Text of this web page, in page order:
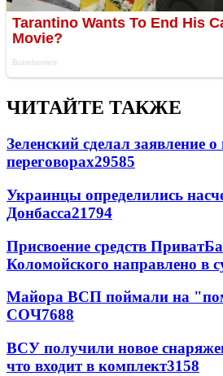
ЧИТАЙТЕ ТАКЖЕ
Зеленский сделал заявление
переговорах29585
Украинцы определились
Донбасса21794
Присвоение средств
Коломойского направлено в
Майора ВСП поймали на
СОЧ7688
ВСУ получили новое
что входит в комплект3158